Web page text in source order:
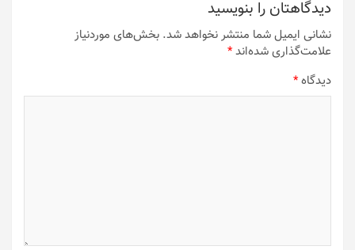
دیدگاهتان را بنویسید
نشانی ایمیل شما منتشر نخواهد شد. بخش‌های موردنیاز
علامت‌گذاری شده‌اند*
دیدگاه*